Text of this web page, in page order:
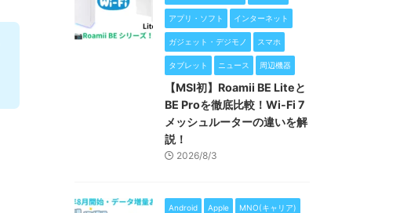
アプリ・ソフト インターネット
ガジェット・デジモノ スマホ
タブレット ニュース 周辺機器
【MSI初】Roamii BE Liteと
BE Proを徹底比較！Wi-Fi 7
メッシュルーターの違いを解
説！
2026/8/3
Android Apple MNO(キャリア)